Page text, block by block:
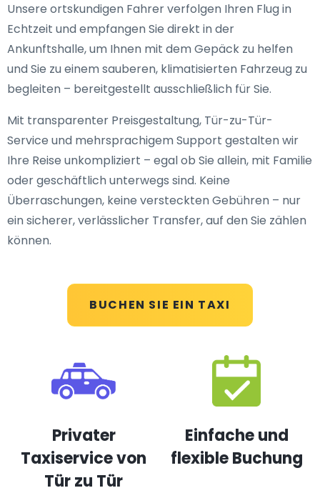
BUCHEN SIE EIN TAXI
Unsere ortskundigen Fahrer verfolgen Ihren Flug in
Echtzeit und empfangen Sie direkt in der
Ankunftshalle, um Ihnen mit dem Gepäck zu helfen
und Sie zu einem sauberen, klimatisierten Fahrzeug zu
begleiten – bereitgestellt ausschließlich für Sie.
Mit transparenter Preisgestaltung, Tür-zu-Tür-
Service und mehrsprachigem Support gestalten wir
Ihre Reise unkompliziert – egal ob Sie allein, mit Familie
oder geschäftlich unterwegs sind. Keine
Überraschungen, keine versteckten Gebühren – nur
ein sicherer, verlässlicher Transfer, auf den Sie zählen
können.
Privater
Taxiservice von
Tür zu Tür
Einfache und
flexible Buchung